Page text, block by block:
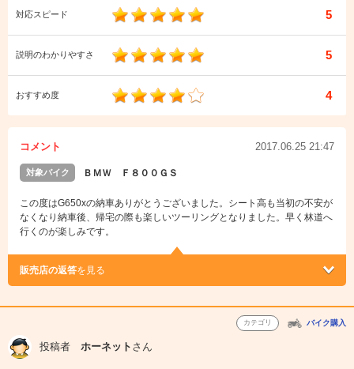
対応スピード 5
説明のわかりやすさ 5
おすすめ度 4
コメント 2017.06.25 21:47
対象バイク ＢＭＷ Ｆ８００ＧＳ
この度はG650xの納車ありがとうございました。シート高も当初の不安が
なくなり納車後、帰宅の際も楽しいツーリングとなりました。早く林道へ
行くのが楽しみです。
販売店の返答を見る
カテゴリ バイク購入
投稿者 ホーネット さん